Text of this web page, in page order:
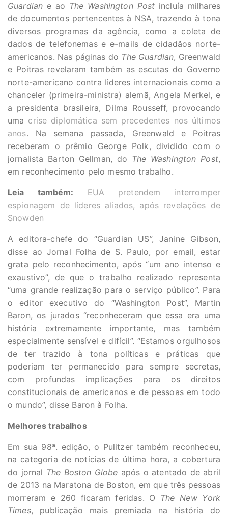
Guardian e ao The Washington Post incluía milhares
de documentos pertencentes à NSA, trazendo à tona
diversos programas da agência, como a coleta de
dados de telefonemas e e-mails de cidadãos norte-
americanos. Nas páginas do The Guardian, Greenwald
e Poitras revelaram também as escutas do Governo
norte-americano contra líderes internacionais como a
chanceler (primeira-ministra) alemã, Angela Merkel, e
a presidenta brasileira, Dilma Rousseff, provocando
uma crise diplomática sem precedentes nos últimos
anos. Na semana passada, Greenwald e Poitras
receberam o prêmio George Polk, dividido com o
jornalista Barton Gellman, do The Washington Post,
em reconhecimento pelo mesmo trabalho.
Leia também:
EUA pretendem interromper
espionagem de líderes aliados, após revelações de
Snowden
A editora-chefe do “Guardian US”, Janine Gibson,
disse ao Jornal Folha de S. Paulo, por email, estar
grata pelo reconhecimento, após “um ano intenso e
exaustivo”, de que o trabalho realizado representa
“uma grande realização para o serviço público”. Para
o editor executivo do “Washington Post”, Martin
Baron, os jurados “reconheceram que essa era uma
história extremamente importante, mas também
especialmente sensível e difícil”. “Estamos orgulhosos
de ter trazido à tona políticas e práticas que
poderiam ter permanecido para sempre secretas,
com profundas implicações para os direitos
constitucionais de americanos e de pessoas em todo
o mundo”, disse Baron à Folha.
Melhores trabalhos
Em sua 98ª. edição, o Pulitzer também reconheceu,
na categoria de notícias de última hora, a cobertura
do jornal The Boston Globe após o atentado de abril
de 2013 na Maratona de Boston, em que três pessoas
morreram e 260 ficaram feridas. O The New York
Times, publicação mais premiada na história do